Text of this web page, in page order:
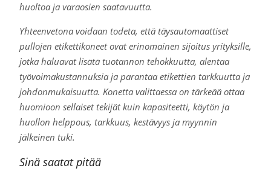
huoltoa ja varaosien saatavuutta.
Yhteenvetona voidaan todeta, että täysautomaattiset
pullojen etikettikoneet ovat erinomainen sijoitus yrityksille,
jotka haluavat lisätä tuotannon tehokkuutta, alentaa
työvoimakustannuksia ja parantaa etikettien tarkkuutta ja
johdonmukaisuutta. Konetta valittaessa on tärkeää ottaa
huomioon sellaiset tekijät kuin kapasiteetti, käytön ja
huollon helppous, tarkkuus, kestävyys ja myynnin
jälkeinen tuki.
Sinä saatat pitää